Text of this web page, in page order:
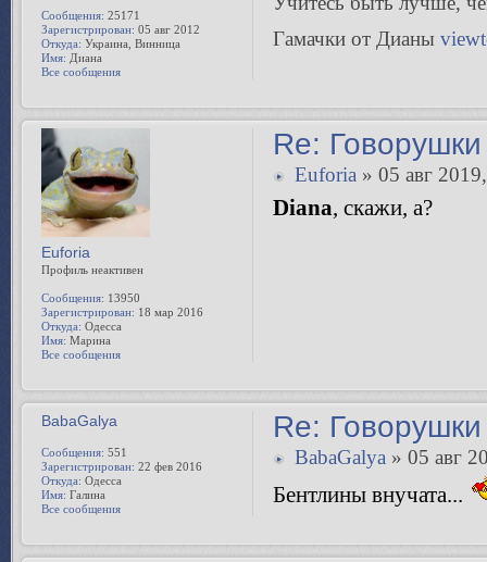
Гамачки от Дианы
Сообщения: 25171
Зарегистрирован: 05 авг 2012
Откуда: Украина, Винница
Имя: Диана
Все сообщения
Re:
Euforia » 05 авг
Diana, скажи, а?
Euforia
Профиль неактивен
Сообщения: 13950
Зарегистрирован: 18 мар 2016
Откуда: Одесса
Имя: Марина
Все сообщения
Re:
BabaGalya » 05 авг
Бентлины внучата...
BabaGalya
Сообщения: 551
Зарегистрирован: 22 фев 2016
Откуда: Одесса
Имя: Галина
Все сообщения